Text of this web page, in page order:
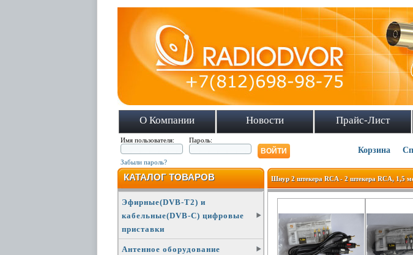
О Компании Новости Прайс-Лист
Имя пользователя: Пароль:
Забыли пароль?
Корзина
КАТАЛОГ ТОВАРОВ
Эфирные(DVB-T2) и
кабельные(DVB-C) цифровые
приставки
Антенное оборудование
Шнур 2 штекера RCA - 2 штекера RCA, 1,5